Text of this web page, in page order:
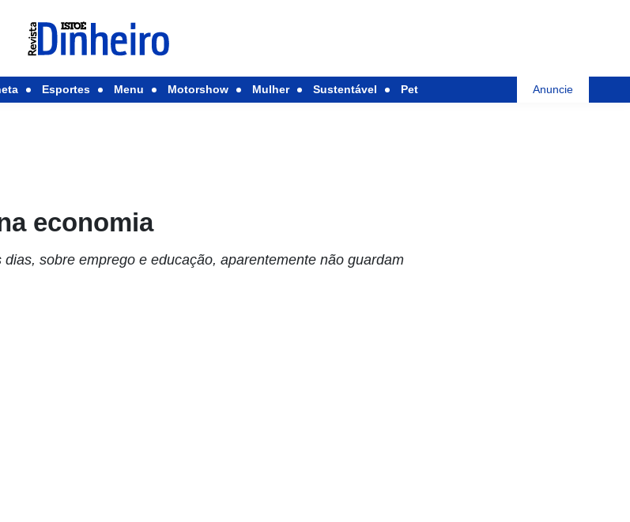
Esportes Menu Motorshow Mulher Sustentável Pet Anuncie
economia
sobre emprego e educação, aparentemente não guardam